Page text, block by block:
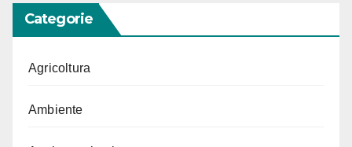
Categorie
Agricoltura
Ambiente